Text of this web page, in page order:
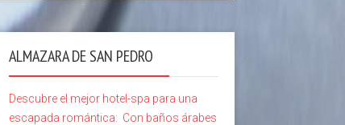
ALMAZARA DE SAN PEDRO
Descubre el mejor hotel-spa para una
escapada romántica: Con baños árabes